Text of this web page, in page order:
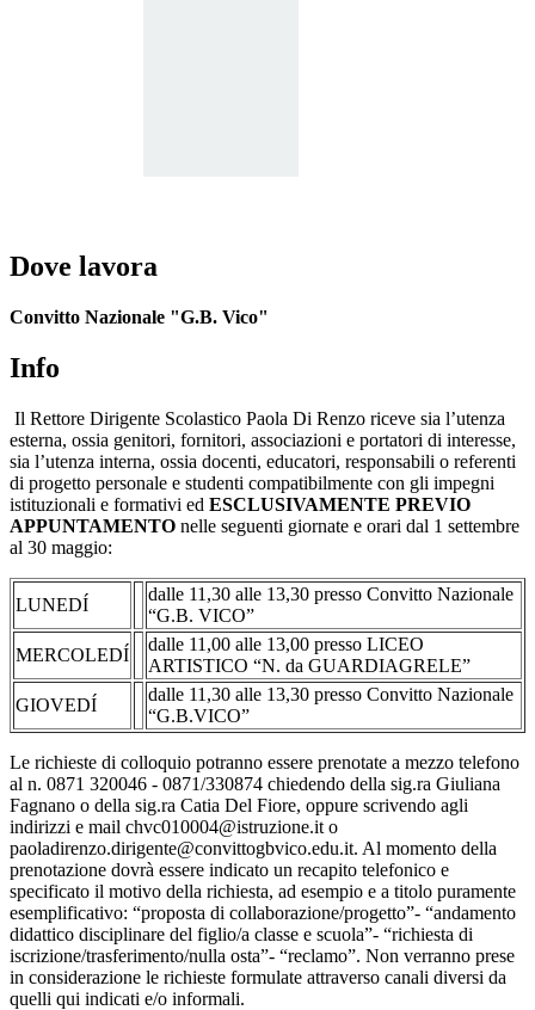
Dove lavora
Convitto Nazionale "G.B. Vico"
Info
Il Rettore Dirigente Scolastico Paola Di Renzo riceve sia l’utenza
esterna, ossia genitori, fornitori, associazioni e portatori di interesse,
sia l’utenza interna, ossia docenti, educatori, responsabili o referenti
di progetto personale e studenti compatibilmente con gli impegni
istituzionali e formativi ed ESCLUSIVAMENTE PREVIO
APPUNTAMENTO nelle seguenti giornate e orari dal 1 settembre
al 30 maggio:
LUNEDÍ
dalle 11,30 alle 13,30 presso Convitto Nazionale
“G.B. VICO”
MERCOLEDÍ
dalle 11,00 alle 13,00 presso LICEO
ARTISTICO “N. da GUARDIAGRELE”
GIOVEDÍ
dalle 11,30 alle 13,30 presso Convitto Nazionale
“G.B.VICO”
Le richieste di colloquio potranno essere prenotate a mezzo telefono
al n. 0871 320046 - 0871/330874 chiedendo della sig.ra Giuliana
Fagnano o della sig.ra Catia Del Fiore, oppure scrivendo agli
indirizzi e mail chvc010004@istruzione.it o
paoladirenzo.dirigente@convittogbvico.edu.it. Al momento della
prenotazione dovrà essere indicato un recapito telefonico e
specificato il motivo della richiesta, ad esempio e a titolo puramente
esemplificativo: “proposta di collaborazione/progetto”- “andamento
didattico disciplinare del figlio/a classe e scuola”- “richiesta di
iscrizione/trasferimento/nulla osta”- “reclamo”. Non verranno prese
in considerazione le richieste formulate attraverso canali diversi da
quelli qui indicati e/o informali.